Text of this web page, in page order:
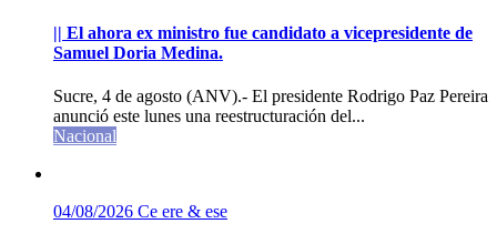
|| El ahora ex ministro fue candidato a vicepresidente de
Samuel Doria Medina.
Sucre, 4 de agosto (ANV).- El presidente Rodrigo Paz Pereira
anunció este lunes una reestructuración del...
Nacional
04/08/2026 Ce ere & ese